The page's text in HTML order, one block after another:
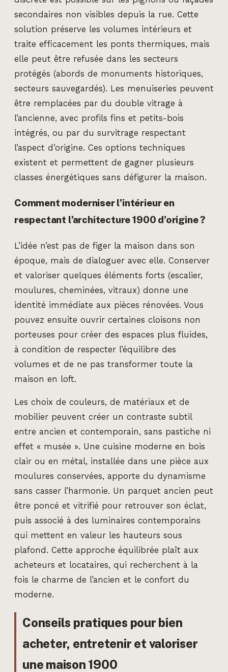
secondaires non visibles depuis la rue. Cette
solution préserve les volumes intérieurs et
traite efficacement les ponts thermiques, mais
elle peut être refusée dans les secteurs
protégés (abords de monuments historiques,
secteurs sauvegardés). Les menuiseries peuvent
être remplacées par du double vitrage à
l’ancienne, avec profils fins et petits-bois
intégrés, ou par du survitrage respectant
l’aspect d’origine. Ces options techniques
existent et permettent de gagner plusieurs
classes énergétiques sans défigurer la maison.
Comment moderniser l’intérieur en
respectant l’architecture 1900 d’origine ?
L’idée n’est pas de figer la maison dans son
époque, mais de dialoguer avec elle. Conserver
et valoriser quelques éléments forts (escalier,
moulures, cheminées, vitraux) donne une
identité immédiate aux pièces rénovées. Vous
pouvez ensuite ouvrir certaines cloisons non
porteuses pour créer des espaces plus fluides,
à condition de respecter l’équilibre des
volumes et de ne pas transformer toute la
maison en loft.
Les choix de couleurs, de matériaux et de
mobilier peuvent créer un contraste subtil
entre ancien et contemporain, sans pastiche ni
effet « musée ». Une cuisine moderne en bois
clair ou en métal, installée dans une pièce aux
moulures conservées, apporte du dynamisme
sans casser l’harmonie. Un parquet ancien peut
être poncé et vitrifié pour retrouver son éclat,
puis associé à des luminaires contemporains
qui mettent en valeur les hauteurs sous
plafond. Cette approche équilibrée plaît aux
acheteurs et locataires, qui recherchent à la
fois le charme de l’ancien et le confort du
moderne.
Conseils pratiques pour bien
acheter, entretenir et valoriser
une maison 1900